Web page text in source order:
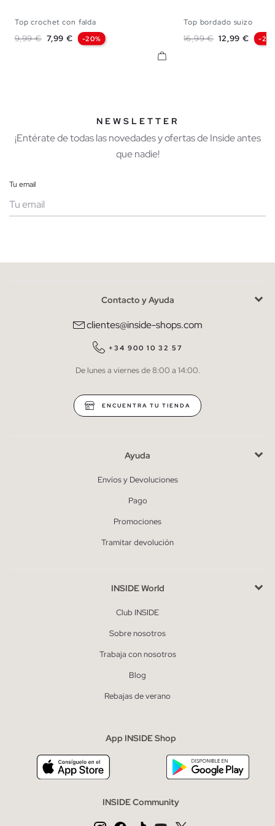
Top crochet con falda
Precio base
9,99 € Precio
7,99 € -20%
Top bordado suizo
Precio base
16,99 € Precio
12,99 € -
NEWSLETTER
¡Entérate de todas las novedades y ofertas de Inside antes
que nadie!
Tu email
He leído y entiendo lapolítica de privacidad
QUIERO SUSCRIBIRME
* Puedes cancelar la suscripción en cualquier momento.
Contacto y Ayuda
clientes@inside-shops.com
+34 900 10 32 57
De lunes a viernes de 8:00 a 14:00.
ENCUENTRA TU TIENDA
Ayuda
Envíos y Devoluciones
Pago
Promociones
Tramitar devolución
INSIDE World
Club INSIDE
Sobre nosotros
Trabaja con nosotros
Blog
Rebajas de verano
App INSIDE Shop
INSIDE Community